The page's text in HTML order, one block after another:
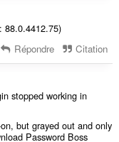
88.0.4412.75)
Répondre Citation
stopped working in
but grayed out and only
Password Boss